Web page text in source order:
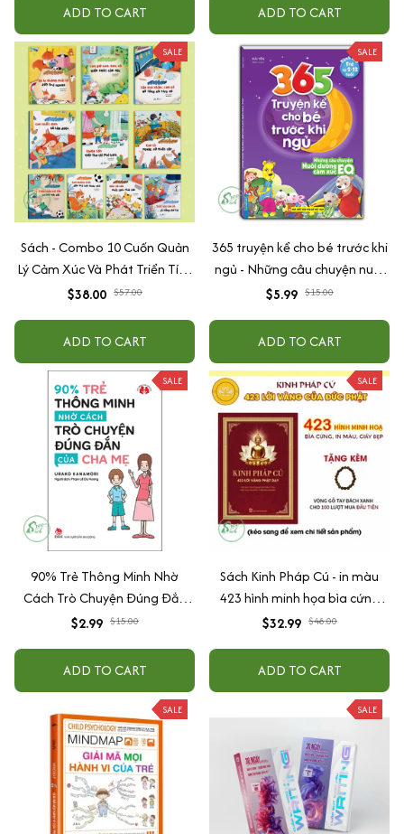
ADD TO CART ADD TO CART
SALE
Sách - Combo 10 Cuốn Quản
Lý Cảm Xúc Và Phát Triển Tính
Cách Cho Bé Từ 2 - 6 Tuổi
$38.00 $57.00
ADD TO CART
SALE
365 truyện kể cho bé trước khi
ngủ - Những câu chuyện nuôi
dưỡng cảm xúc EQ (2-12 tuổi)
$5.99 $15.00
ADD TO CART
SALE
90% Trẻ Thông Minh Nhờ
Cách Trò Chuyện Đúng Đắn
Của Cha Mẹ
$2.99 $15.00
ADD TO CART
SALE
Sách Kinh Pháp Cú - in màu
423 hình minh họa bìa cứng
cao cấp + tặng kèm vòng tay
$32.99 $48.00
ADD TO CART
SALE SALE